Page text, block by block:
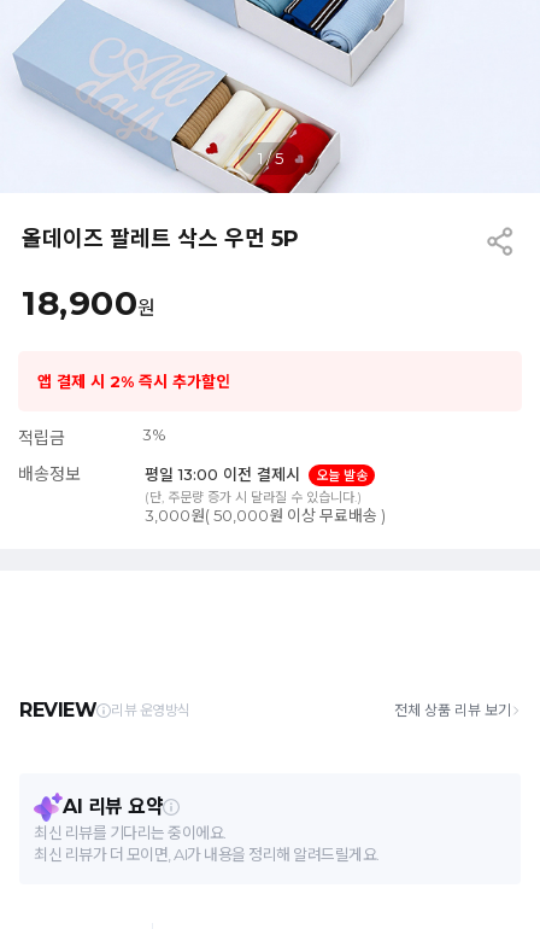
1/5
올데이즈 팔레트 삭스 우먼 5P
18,900원
앱 결제 시 2% 즉시 추가할인
적립금 3%
배송정보 평일 13:00 이전 결제시
오늘 발송
(단, 주문량 증가 시 달라질 수 있습니다.)
3,000원( 50,000원 이상 무료배송 )